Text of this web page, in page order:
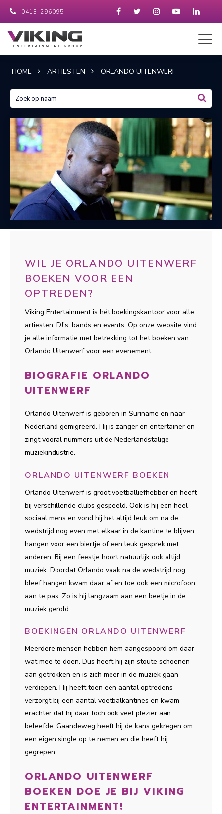
0413-296095
HOME ARTIESTEN ORLANDO UITENWERF
WIL JE ORLANDO UITENWERF
BOEKEN VOOR EEN
OPTREDEN?
Viking Entertainment is hét boekingskantoor voor alle
artiesten, DJ's, bands en events. Op onze website vind
je alle informatie met betrekking tot het boeken van
Orlando Uitenwerf voor een evenement.
BIOGRAFIE ORLANDO
UITENWERF
Orlando Uitenwerf is geboren in Suriname en naar
Nederland gemigreerd. Hij is zanger en entertainer en
zingt vooral nummers uit de Nederlandstalige
muziekindustrie.
ORLANDO UITENWERF BOEKEN
Orlando Uitenwerf is groot voetballiefhebber en heeft
bij verschillende clubs gespeeld. Ook is hij een heel
sociaal mens en vond hij het altijd leuk om na de
wedstrijd nog even met elkaar in de kantine te blijven
hangen voor een biertje of een leuk gesprek met
anderen. Bij een feestje hoort natuurlijk ook altijd
muziek. Doordat Orlando vaak na de wedstrijd nog
bleef hangen kwam daar af en toe ook een microfoon
aan te pas. Zo is hij langzaam aan een beetje in de
muziek gerold.
BOEKINGEN ORLANDO UITENWERF
Meerdere mensen hebben hem aangespoord om daar
wat mee te doen. Dus heeft hij zijn stoute schoenen
aan getrokken en is zich meer in de muziek gaan
verdiepen. Hij heeft toen een aantal optredens
verzorgt bij een aantal voetbalkantines en kwam
erachter dat hij daar toch ook veel plezier aan
beleefde. Gaandeweg heeft hij de kans gekregen om
een eigen single op te nemen en die heeft hij
gegrepen.
ORLANDO UITENWERF
BOEKEN DOE JE BIJ VIKING
ENTERTAINMENT!